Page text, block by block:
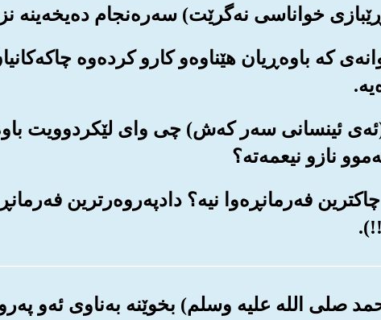
که باوه‌ڕیان هێناوه‌و کارو کرده‌وه
(ئه‌ی ئینسانی سه‌ر که‌ش) چی وای لێکردوویت
نازو نیعمه‌ته‌؟
چاکترین فه‌رمانڕه‌وا نیه‌؟ دادپه‌روه‌رترین
صلی الله علیه وسلم) بخوێنه به‌ناوی ئه‌و